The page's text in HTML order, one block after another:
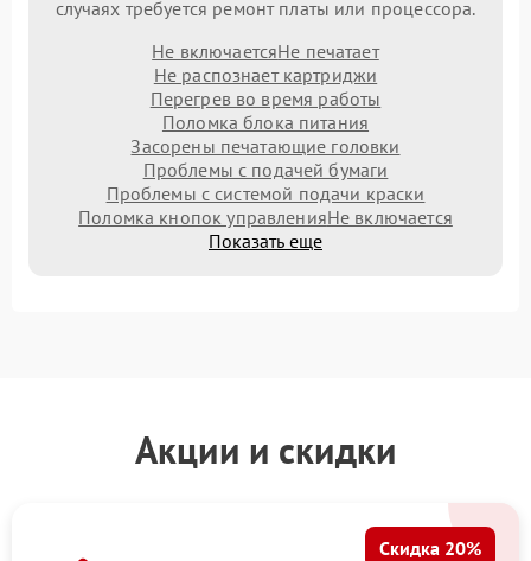
случаях требуется ремонт платы или процессора.
Не включаетсяНе печатает
Не распознает картриджи
Перегрев во время работы
Поломка блока питания
Засорены печатающие головки
Проблемы с подачей бумаги
Проблемы с системой подачи краски
Поломка кнопок управленияНе включается
Показать еще
Акции и скидки
Скидка 20%